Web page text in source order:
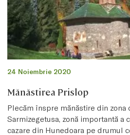
24 Noiembrie 2020
Mănăstirea Prislop
Plecăm înspre mănăstire din zona
Sarmizegetusa, zonă importantă a
cazare din Hunedoara pe drumul